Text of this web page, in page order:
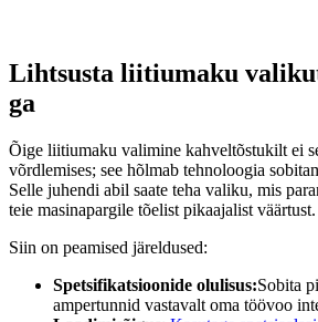
Lihtsusta liitiumaku
ga
Õige liitiumaku valimine kahveltõstukilt ei
võrdlemises; see hõlmab tehnoloogia
Selle juhendi abil saate teha valiku, mis
teie masinapargile tõelist pikaajalist väärtust.
Siin on peamised järeldused:
Spetsifikatsioonide olulisus:Sobita
ampertunnid vastavalt oma töövoo